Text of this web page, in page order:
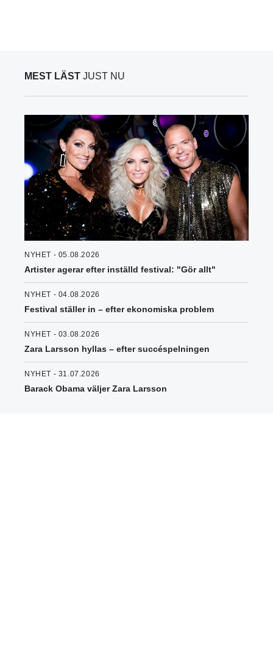
MEST LÄST JUST NU
NYHET - 05.08.2026
Artister agerar efter inställd festival: "Gör allt"
NYHET - 04.08.2026
Festival ställer in – efter ekonomiska problem
NYHET - 03.08.2026
Zara Larsson hyllas – efter succéspelningen
NYHET - 31.07.2026
Barack Obama väljer Zara Larsson